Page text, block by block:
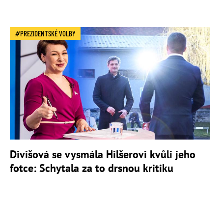
PREZIDENTSKÉ VOLBY
Divišová se vysmála Hilšerovi kvůli jeho
fotce: Schytala za to drsnou kritiku